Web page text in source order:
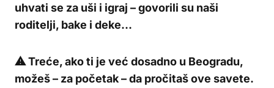
uhvati se za uši i igraj – govorili su naši
roditelji, bake i deke…
⚠ Treće, ako ti je već dosadno u Beogradu,
možeš – za početak – da pročitaš ove savete.